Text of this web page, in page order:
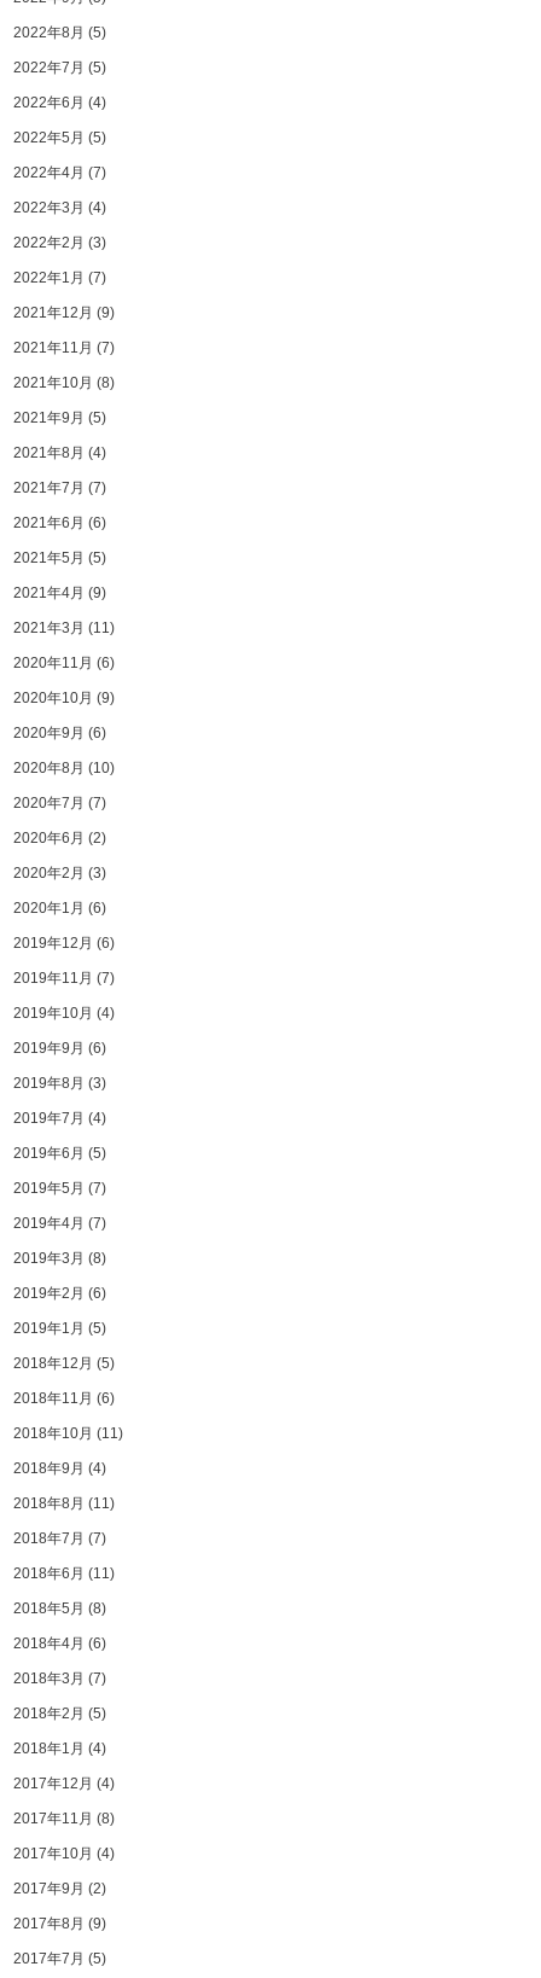
2022年8月 (5)
2022年7月 (5)
2022年6月 (4)
2022年5月 (5)
2022年4月 (7)
2022年3月 (4)
2022年2月 (3)
2022年1月 (7)
2021年12月 (9)
2021年11月 (7)
2021年10月 (8)
2021年9月 (5)
2021年8月 (4)
2021年7月 (7)
2021年6月 (6)
2021年5月 (5)
2021年4月 (9)
2021年3月 (11)
2020年11月 (6)
2020年10月 (9)
2020年9月 (6)
2020年8月 (10)
2020年7月 (7)
2020年6月 (2)
2020年2月 (3)
2020年1月 (6)
2019年12月 (6)
2019年11月 (7)
2019年10月 (4)
2019年9月 (6)
2019年8月 (3)
2019年7月 (4)
2019年6月 (5)
2019年5月 (7)
2019年4月 (7)
2019年3月 (8)
2019年2月 (6)
2019年1月 (5)
2018年12月 (5)
2018年11月 (6)
2018年10月 (11)
2018年9月 (4)
2018年8月 (11)
2018年7月 (7)
2018年6月 (11)
2018年5月 (8)
2018年4月 (6)
2018年3月 (7)
2018年2月 (5)
2018年1月 (4)
2017年12月 (4)
2017年11月 (8)
2017年10月 (4)
2017年9月 (2)
2017年8月 (9)
2017年7月 (5)